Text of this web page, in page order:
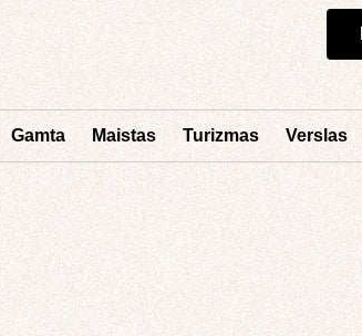
Gamta Maistas Turizmas Verslas